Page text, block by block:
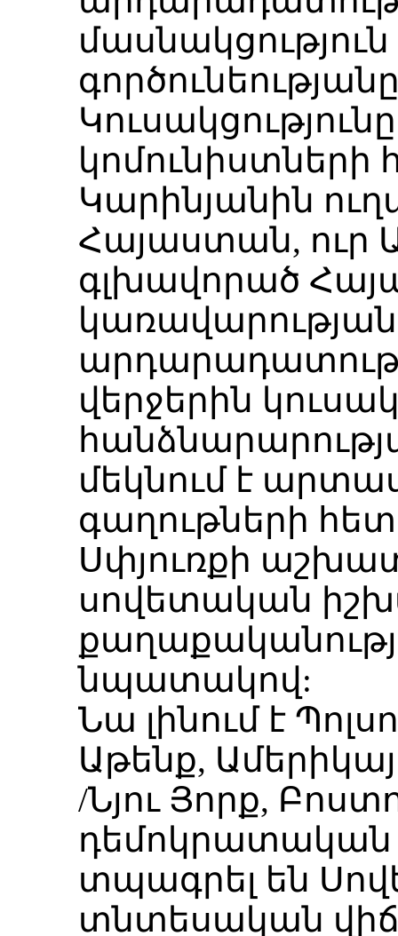
մասնակցություն
կոմունիստների
Կարինյանին
Հայաստան, ուր
գլխավորած
վերջերին
մեկնում է
գաղութների
Սփյուռքի
սովետական
նպատակով:
Նա լինում է
Աթենք,
/Նյու Յորք,
տպագրել են
տնտեսական